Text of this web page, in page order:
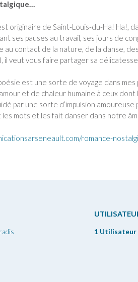
originaire de Saint-Louis-du-Ha! Ha!,
ses pauses au travail, ses jours de
au contact de la nature, de la danse,
il veut vous faire partager sa
est une sorte de voyage dans
et de chaleur humaine à ceux
par une sorte d’impulsion
les mots et les fait danser dans notre
romance-
1 Utilisateur